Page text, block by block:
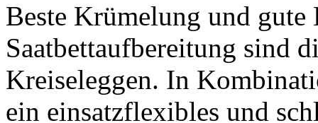
Beste Krümelung und
Saatbettaufbereitung sind
Kreiseleggen. In
ein einsatzflexibles und